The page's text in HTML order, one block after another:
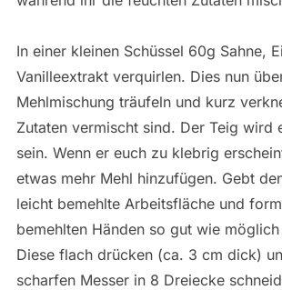
In einer kleinen Schüssel 60g Sahne,
Vanilleextrakt verquirlen. Dies nun
Mehlmischung träufeln und kurz
Zutaten vermischt sind. Der Teig wird
sein. Wenn er euch zu klebrig
etwas mehr Mehl hinzufügen. Gebt
leicht bemehlte Arbeitsfläche und
bemehlten Händen so gut wie
Diese flach drücken (ca. 3 cm dick)
scharfen Messer in 8 Dreiecke